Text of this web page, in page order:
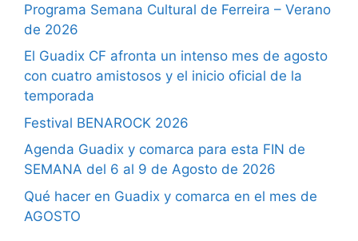
Programa Semana Cultural de Ferreira – Verano
de 2026
El Guadix CF afronta un intenso mes de agosto
con cuatro amistosos y el inicio oficial de la
temporada
Festival BENAROCK 2026
Agenda Guadix y comarca para esta FIN de
SEMANA del 6 al 9 de Agosto de 2026
Qué hacer en Guadix y comarca en el mes de
AGOSTO